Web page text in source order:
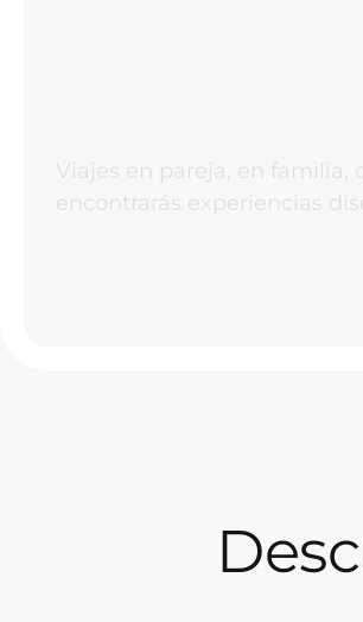
Viajes en pareja, en familia,
encontrarás experiencias